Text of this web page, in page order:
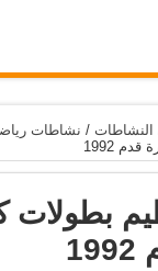
النشاطات / نشاطات
1992
بطولات